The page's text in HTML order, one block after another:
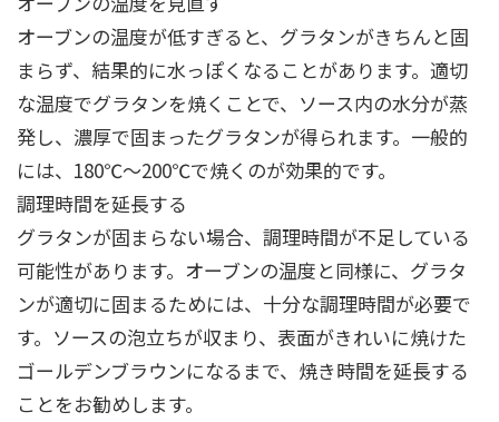
オーブンの温度が低すぎると、グラタンがきちんと固
まらず、結果的に水っぽくなることがあります。適切
な温度でグラタンを焼くことで、ソース内の水分が蒸
発し、濃厚で固まったグラタンが得られます。一般的
には、180℃～200℃で焼くのが効果的です。
調理時間を延長する
グラタンが固まらない場合、調理時間が不足している
可能性があります。オーブンの温度と同様に、グラタ
ンが適切に固まるためには、十分な調理時間が必要で
す。ソースの泡立ちが収まり、表面がきれいに焼けた
ゴールデンブラウンになるまで、焼き時間を延長する
ことをお勧めします。